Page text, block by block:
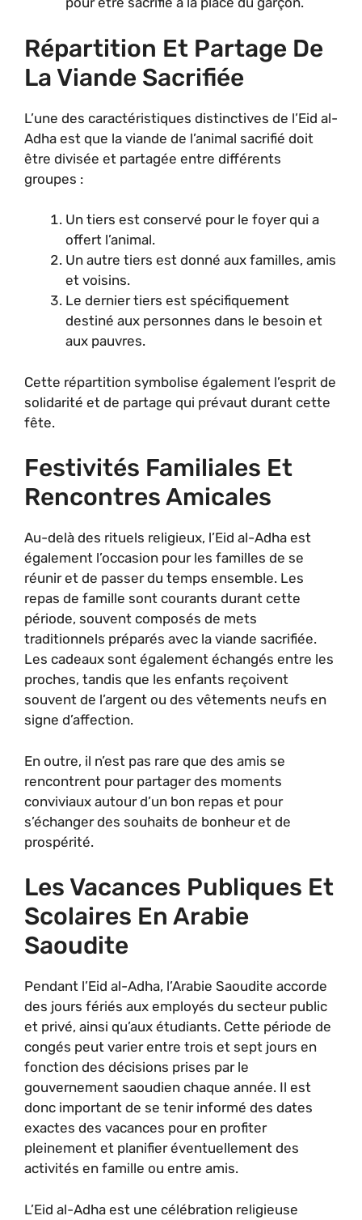
Répartition Et Partage De
La Viande Sacrifiée
L’une des caractéristiques distinctives de l’Eid al-
Adha est que la viande de l’animal sacrifié doit
être divisée et partagée entre différents
groupes :
Un tiers est conservé pour le foyer qui a
offert l’animal.
Un autre tiers est donné aux familles, amis
et voisins.
Le dernier tiers est spécifiquement
destiné aux personnes dans le besoin et
aux pauvres.
Cette répartition symbolise également l’esprit de
solidarité et de partage qui prévaut durant cette
fête.
Festivités Familiales Et
Rencontres Amicales
Au-delà des rituels religieux, l’Eid al-Adha est
également l’occasion pour les familles de se
réunir et de passer du temps ensemble. Les
repas de famille sont courants durant cette
période, souvent composés de mets
traditionnels préparés avec la viande sacrifiée.
Les cadeaux sont également échangés entre les
proches, tandis que les enfants reçoivent
souvent de l’argent ou des vêtements neufs en
signe d’affection.
En outre, il n’est pas rare que des amis se
rencontrent pour partager des moments
conviviaux autour d’un bon repas et pour
s’échanger des souhaits de bonheur et de
prospérité.
Les Vacances Publiques Et
Scolaires En Arabie
Saoudite
Pendant l’Eid al-Adha, l’Arabie Saoudite accorde
des jours fériés aux employés du secteur public
et privé, ainsi qu’aux étudiants. Cette période de
congés peut varier entre trois et sept jours en
fonction des décisions prises par le
gouvernement saoudien chaque année. Il est
donc important de se tenir informé des dates
exactes des vacances pour en profiter
pleinement et planifier éventuellement des
activités en famille ou entre amis.
L’Eid al-Adha est une célébration religieuse